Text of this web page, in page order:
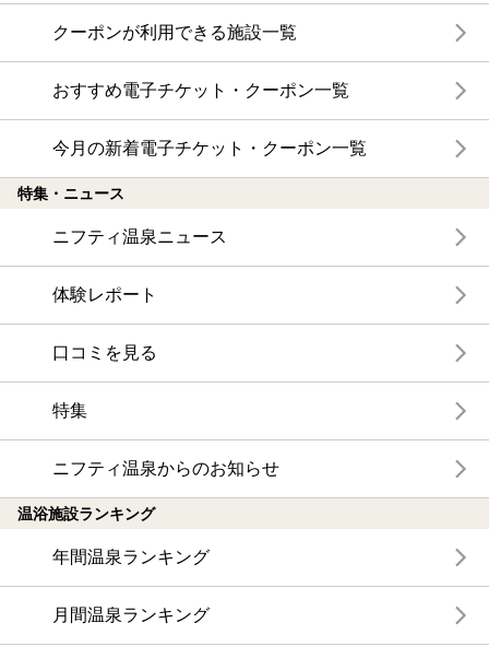
クーポンが利用できる施設一覧
おすすめ電子チケット・クーポン一覧
今月の新着電子チケット・クーポン一覧
特集・ニュース
ニフティ温泉ニュース
体験レポート
口コミを見る
特集
ニフティ温泉からのお知らせ
温浴施設ランキング
年間温泉ランキング
月間温泉ランキング